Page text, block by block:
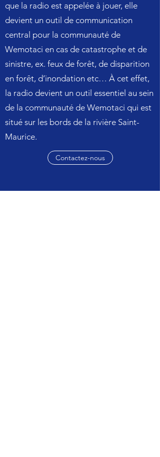
que la radio est appelée à jouer, elle
devient un outil de communication
central pour la communauté de
Wemotaci en cas de catastrophe et de
sinistre, ex. feux de forêt, de disparition
en forêt, d’inondation etc… À cet effet,
la radio devient un outil essentiel au sein
de la communauté de Wemotaci qui est
situé sur les bords de la rivière Saint-
Maurice.
Contactez-nous